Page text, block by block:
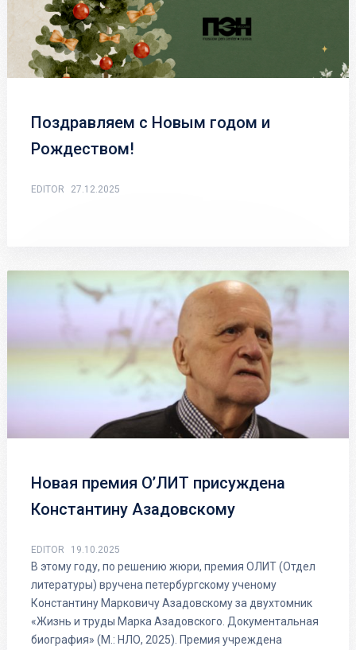
Поздравляем с Новым годом и
Рождеством!
EDITOR 27.12.2025
Новая премия О’ЛИТ присуждена
Константину Азадовскому
EDITOR 19.10.2025
В этому году, по решению жюри, премия ОЛИТ (Отдел
литературы) вручена петербургскому ученому
Константину Марковичу Азадовскому за двухтомник
«Жизнь и труды Марка Азадовского. Документальная
биография» (М.: НЛО, 2025). Премия учреждена